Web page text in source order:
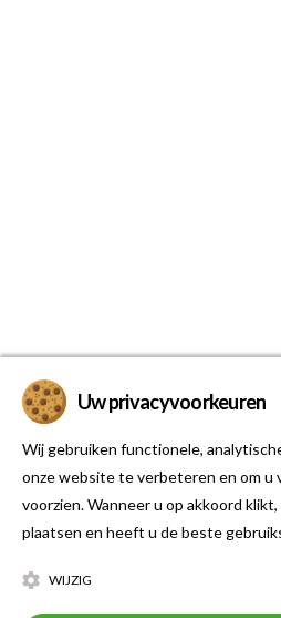
Uw privacyvoorkeuren
Wij gebruiken functionele,
onze website te verbeteren en om
voorzien. Wanneer u op akkoord
plaatsen en heeft u de beste
WIJZIG